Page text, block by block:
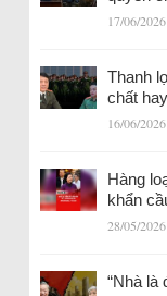
17/06/2026
Thanh
chất
16/06/2026
Hàng
khẩn
28/05/2026
“Nhà là